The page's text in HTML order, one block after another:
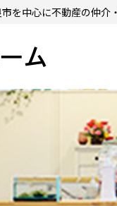
を中心に不動産の仲介